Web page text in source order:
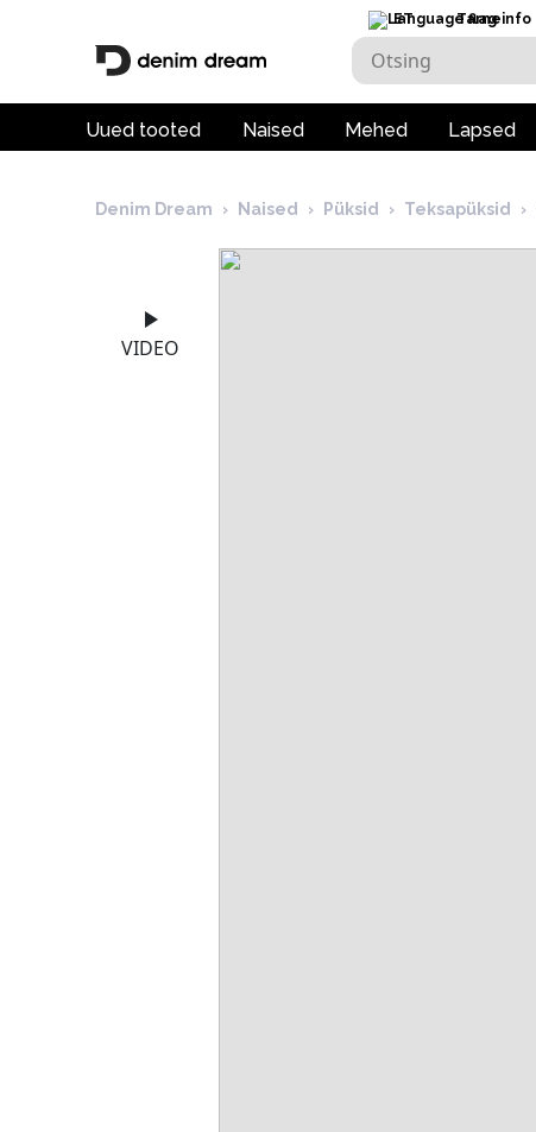
ET Tarneinfo
Uued tooted Naised Mehed Lapsed
Denim Dream › Naised › Püksid › Teksapüksid ›
VIDEO